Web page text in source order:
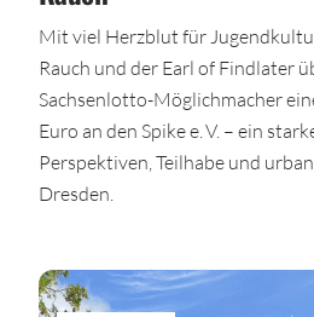
Mit viel Herzblut für
Rauch und der Earl of Findlater
Sachsenlotto-Möglichmacher
Euro an den Spike e. V. – ein
Perspektiven, Teilhabe und
Dresden.